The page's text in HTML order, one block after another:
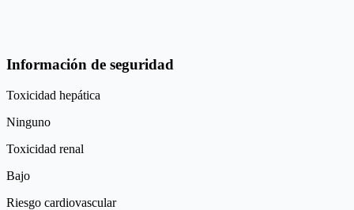
Información de seguridad
Toxicidad hepática
Ninguno
Toxicidad renal
Bajo
Riesgo cardiovascular